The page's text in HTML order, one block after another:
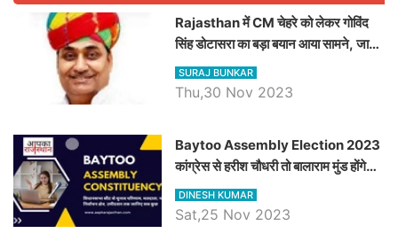
Rajasthan में CM चेहरे को लेकर गोविंद
सिंह डोटासरा का बड़ा बयान आया सामने, जानें
विचार
SURAJ BUNKAR
Thu,30 Nov 2023
Baytoo Assembly Election 2023
कांग्रेस से हरीश चौधरी तो बालाराम मुंड होंगे
भाजपा उम्मीदवार, जानिये बायतू विधानसभा
सीट के ताजा समीकरण
DINESH KUMAR
Sat,25 Nov 2023